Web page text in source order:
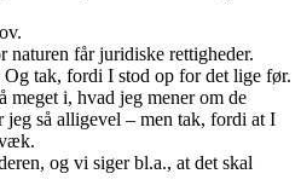
får juridiske rettigheder.
tak, fordi I stod op for det lige før.
meget i, hvad jeg mener om de
jeg så alligevel – men tak, fordi at I
og vi siger bl.a., at det skal